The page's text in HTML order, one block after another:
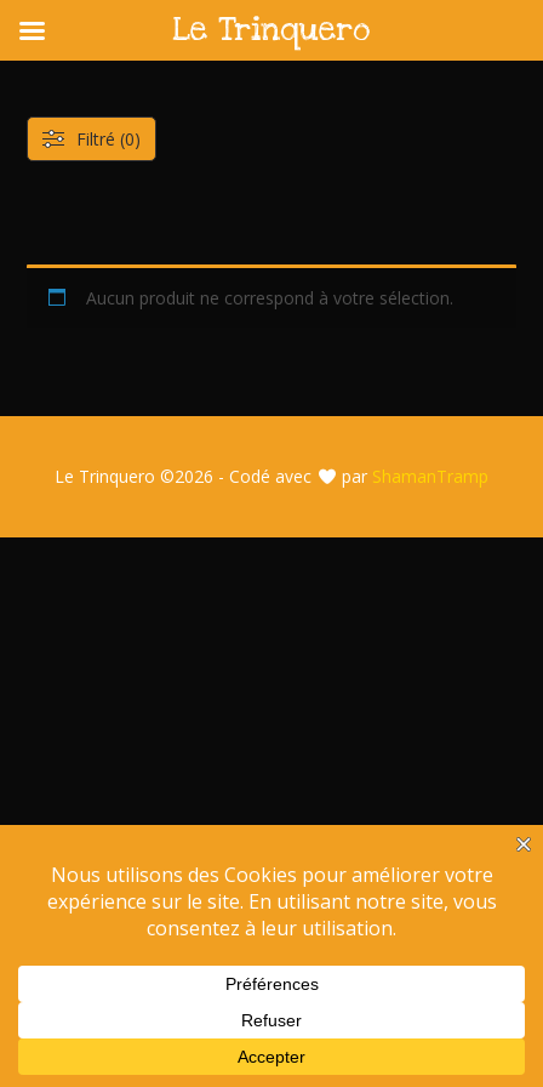
content
Aucun produit ne correspond à votre sélection.
Filtré (0)
Le Trinquero ©2026 - Codé avec par ShamanTramp
Le Trinquero